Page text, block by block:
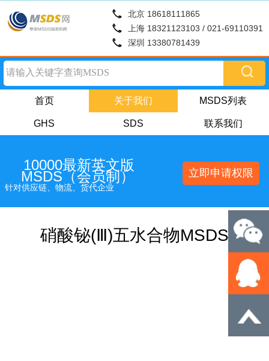
北京 18618111865
上海 18321123103 / 021-69110391
深圳 13380781439
首页 关于我们 MSDS列表
GHS SDS 联系我们
10000最新英文版
MSDS（会员制）
针对供应链、物流、货代企业
立即申请权限
硝酸铋(Ⅲ)五水合物MSDS